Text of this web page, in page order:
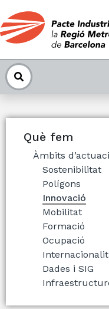
Què fem
Àmbits
Sostenibilitat
Polígons
Innovació
Mobilitat
Formació
Ocupació
Dades i SIG